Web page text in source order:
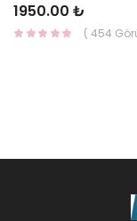
1950.00 ₺